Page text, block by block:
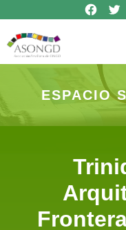
contenido
Síguenos en
ESPACIO